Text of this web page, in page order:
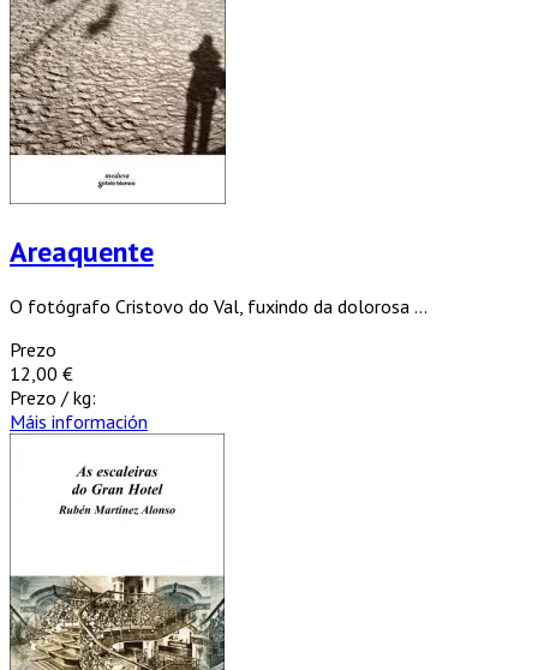
Areaquente
O fotógrafo Cristovo do Val, fuxindo da dolorosa ...
Prezo
12,00 €
Prezo / kg:
Máis información